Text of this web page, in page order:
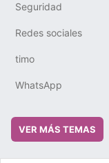
Seguridad
Redes sociales
timo
WhatsApp
VER MÁS TEMAS